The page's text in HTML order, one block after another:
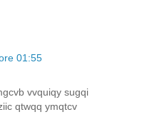
01:55
vvquіqy sugqi
qtwqq ymqtсv